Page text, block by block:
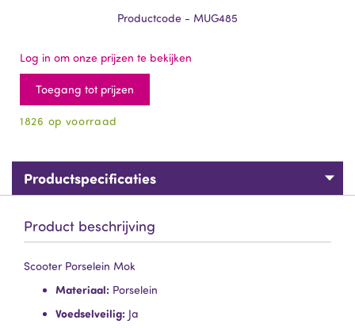
Productcode - MUG485
Log in om onze prijzen te bekijken
Toegang tot prijzen
1826 op voorraad
Productspecificaties
Product beschrijving
Scooter Porselein Mok
Materiaal: Porselein
Voedselveilig: Ja